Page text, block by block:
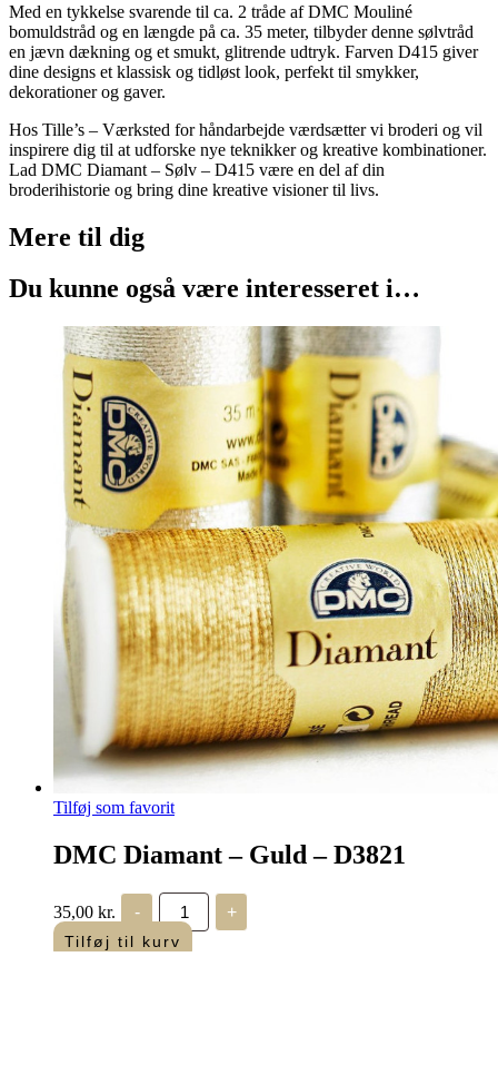
Med en tykkelse svarende til ca. 2 tråde af DMC Mouliné
bomuldstråd og en længde på ca. 35 meter, tilbyder denne sølvtråd
en jævn dækning og et smukt, glitrende udtryk. Farven D415 giver
dine designs et klassisk og tidløst look, perfekt til smykker,
dekorationer og gaver.
Hos Tille’s – Værksted for håndarbejde værdsætter vi broderi og vil
inspirere dig til at udforske nye teknikker og kreative kombinationer.
Lad DMC Diamant – Sølv – D415 være en del af din
broderihistorie og bring dine kreative visioner til livs.
Mere til dig
Du kunne også være interesseret i…
Tilføj som favorit
DMC Diamant – Guld – D3821
35,00 kr. -
DMC
Diamant
-
Guld
+
Tilføj til kurv